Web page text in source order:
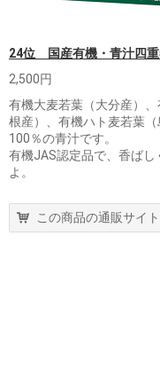
24位 国産有機・青汁四重
2,500円
有機大麦若葉（大分産）
根産）、有機ハト麦若葉
100％の青汁です。
有機JAS認定品で、香ば
よ。
この商品の通販サイ